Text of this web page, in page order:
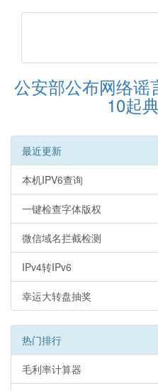
公安部公布网络谣
10起
最近更新
本机IPV6查询
一键检查字体版权
微信域名拦截检测
IPv4转IPv6
幸运大转盘抽奖
热门排行
毛利率计算器